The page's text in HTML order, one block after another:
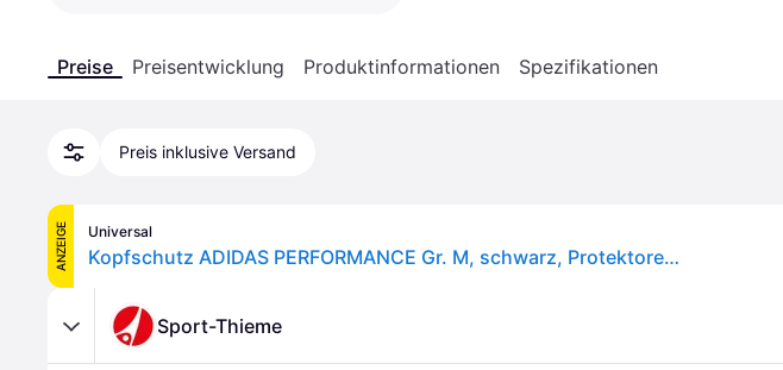
Preise Preisentwicklung Produktinformationen Spezifikationen
Preis inklusive Versand
ANZEIGE Universal
Kopfschutz ADIDAS PERFORMANCE Gr. M, schwarz, Protektoren, M, Lederimitat, Kopfschutz
Sport-Thieme